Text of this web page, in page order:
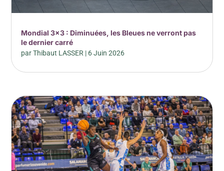
Mondial 3×3 : Diminuées, les Bleues ne verront pas
le dernier carré
parThibaut LASSER | 6 Juin 2026